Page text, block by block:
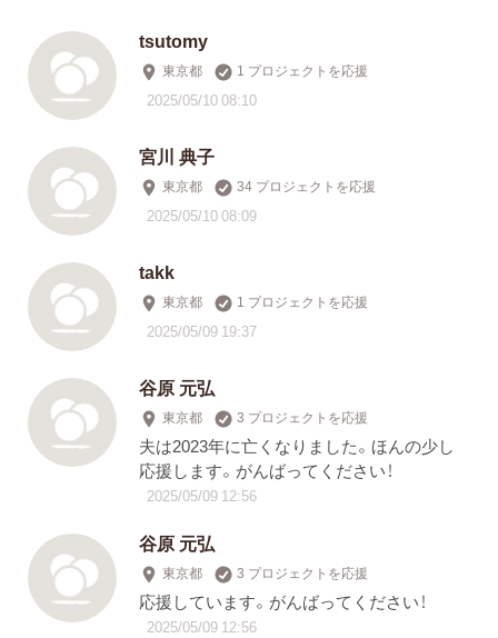
tsutomy
東京都 1 プロジェクトを応援
2025/05/10 08:10
宮川 典子
東京都 34 プロジェクトを応援
2025/05/10 08:09
takk
東京都 1 プロジェクトを応援
2025/05/09 19:37
谷原 元弘
東京都 3 プロジェクトを応援
夫は2023年に亡くなりました。ほんの少し
応援します。がんばってください！
2025/05/09 12:56
谷原 元弘
東京都 3 プロジェクトを応援
応援しています。がんばってください！
2025/05/09 12:56